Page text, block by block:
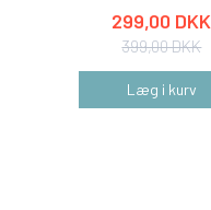
299,00 DKK
399,00 DKK
Læg i kurv